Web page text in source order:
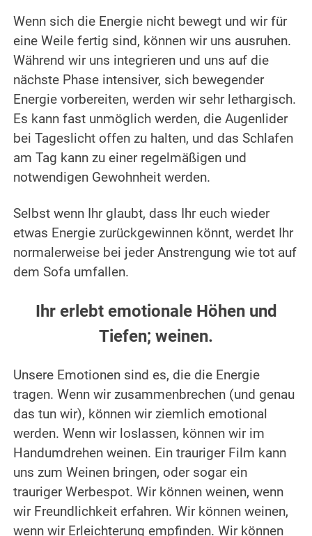
Wenn sich die Energie nicht bewegt und wir für
eine Weile fertig sind, können wir uns ausruhen.
Während wir uns integrieren und uns auf die
nächste Phase intensiver, sich bewegender
Energie vorbereiten, werden wir sehr lethargisch.
Es kann fast unmöglich werden, die Augenlider
bei Tageslicht offen zu halten, und das Schlafen
am Tag kann zu einer regelmäßigen und
notwendigen Gewohnheit werden.
Selbst wenn Ihr glaubt, dass Ihr euch wieder
etwas Energie zurückgewinnen könnt, werdet Ihr
normalerweise bei jeder Anstrengung wie tot auf
dem Sofa umfallen.
Ihr erlebt emotionale Höhen und
Tiefen; weinen.
Unsere Emotionen sind es, die die Energie
tragen. Wenn wir zusammenbrechen (und genau
das tun wir), können wir ziemlich emotional
werden.Wenn wir loslassen, können wir im
Handumdrehen weinen. Ein trauriger Film kann
uns zum Weinen bringen, oder sogar ein
trauriger Werbespot. Wir können weinen, wenn
wir Freundlichkeit erfahren. Wir können weinen,
wenn wir Erleichterung empfinden.Wir können